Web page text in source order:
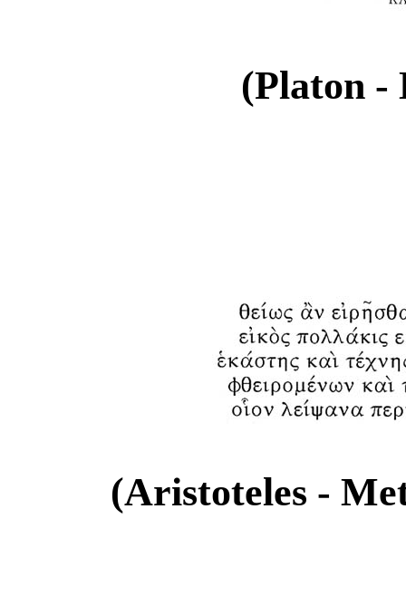
(Platon -
(Aristoteles -